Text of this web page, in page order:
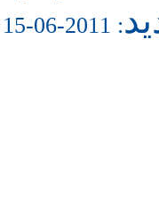
: 2011-06-15